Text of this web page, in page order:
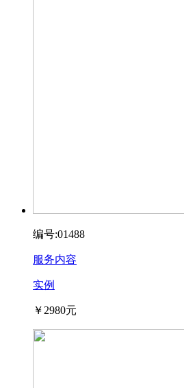
编号:01488
服务内容
实例
￥2980元